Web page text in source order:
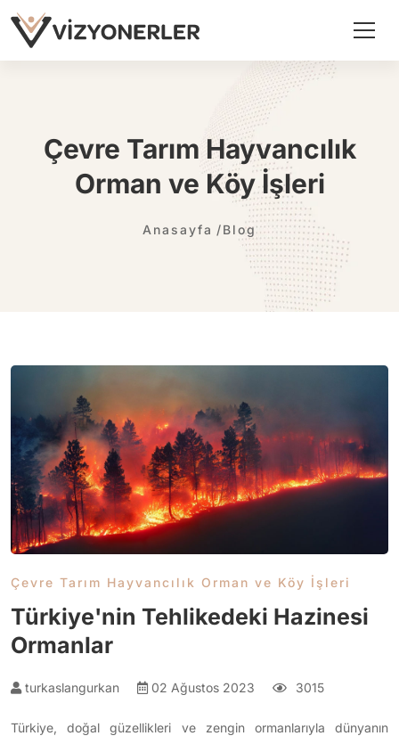
Çevre Tarım Hayvancılık
Orman ve Köy İşleri
Anasayfa Blog
Çevre Tarım Hayvancılık Orman ve Köy İşleri
Türkiye'nin Tehlikedeki Hazinesi
Ormanlar
turkaslangurkan 02 Ağustos 2023 3015
Türkiye, doğal güzellikleri ve zengin ormanlarıyla dünyanın